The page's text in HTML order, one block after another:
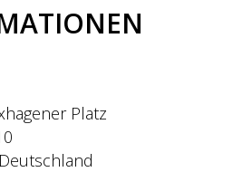
Platz
Deutschland